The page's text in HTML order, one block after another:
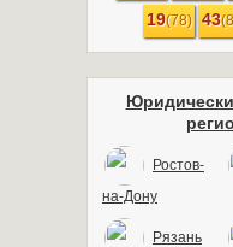
19(78) 43
Ростов-
на-Дону
Рязань